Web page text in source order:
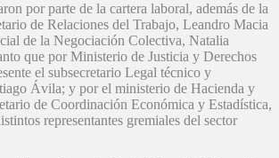
por parte de la cartera laboral, además de la
de Relaciones del Trabajo, Leandro Macia
de la Negociación Colectiva, Natalia
que por Ministerio de Justicia y Derechos
el subsecretario Legal técnico y
Ávila; y por el ministerio de Hacienda y
de Coordinación Económica y Estadística,
representantes gremiales del sector